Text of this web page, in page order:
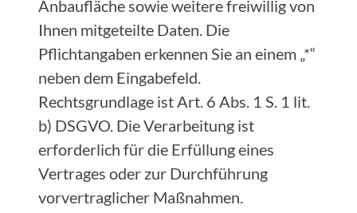
Anbaufläche sowie weitere freiwillig von
Ihnen mitgeteilte Daten. Die
Pflichtangaben erkennen Sie an einem „*“
neben dem Eingabefeld.
Rechtsgrundlage ist Art. 6 Abs. 1 S. 1 lit.
b) DSGVO. Die Verarbeitung ist
erforderlich für die Erfüllung eines
Vertrages oder zur Durchführung
vorvertraglicher Maßnahmen.